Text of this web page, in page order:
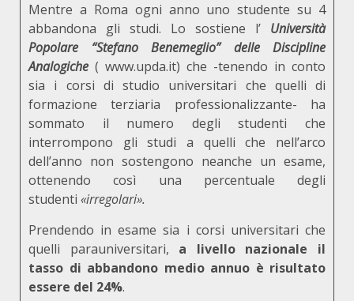
Mentre a Roma ogni anno uno studente su 4
abbandona gli studi. Lo sostiene l’ Università
Popolare “Stefano Benemeglio” delle Discipline
Analogiche ( www.upda.it) che -tenendo in conto
sia i corsi di studio universitari che quelli di
formazione terziaria professionalizzante- ha
sommato il numero degli studenti che
interrompono gli studi a quelli che nell’arco
dell’anno non sostengono neanche un esame,
ottenendo così una percentuale degli
studenti «irregolari».
Prendendo in esame sia i corsi universitari che
quelli parauniversitari, a livello nazionale il
tasso di abbandono medio annuo è risultato
essere del 24%.